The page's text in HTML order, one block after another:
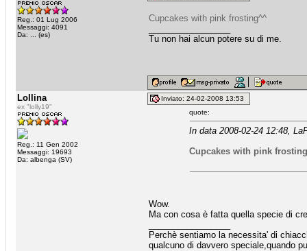
Reg.: 01 Lug 2006
Messaggi: 4091
Da: ... (es)
Cupcakes with pink frosting^^
Tu non hai alcun potere su di me.
Lollina
ex "lolly19"
Reg.: 11 Gen 2002
Messaggi: 19693
Da: albenga (SV)
Inviato: 24-02-2008 13:53
quote:
In data 2008-02-24 12:48,
Cupcakes with pink
Wow.
Ma con cosa è fatta quella specie di
Perchè sentiamo la necessita' di
qualcuno di davvero speciale,quando